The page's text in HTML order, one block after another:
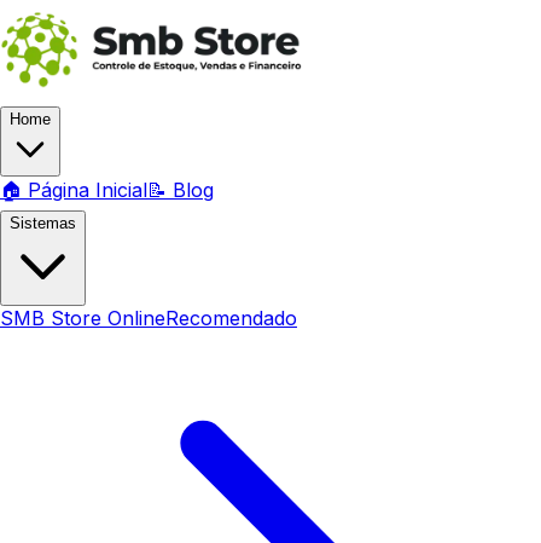
Home
🏠 Página Inicial📝 Blog
Sistemas
SMB Store OnlineRecomendado